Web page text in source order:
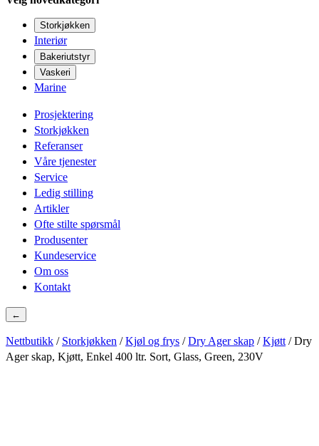
Storkjøkken
Interiør
Bakeriutstyr
Vaskeri
Marine
Prosjektering
Storkjøkken
Referanser
Våre tjenester
Service
Ledig stilling
Artikler
Ofte stilte spørsmål
Produsenter
Kundeservice
Om oss
Kontakt
←
Nettbutikk / Storkjøkken /Kjøl og frys /Dry Ager skap /Kjøtt / Dry
Ager skap, Kjøtt, Enkel 400 ltr. Sort, Glass, Green, 230V